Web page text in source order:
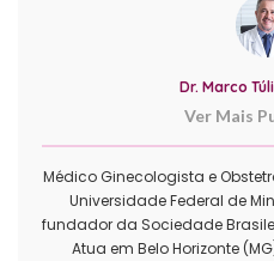
Dr. Marco
Ver Mais
Médico Ginecologista e
Universidade Federal de
fundador da Sociedade
Atua em Belo Horizonte